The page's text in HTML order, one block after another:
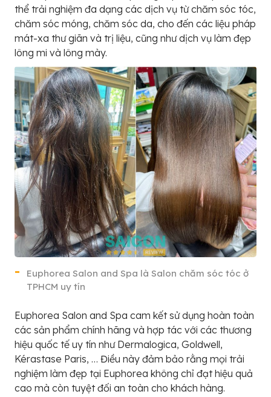
thể trải nghiệm đa dạng các dịch vụ từ chăm sóc tóc,
chăm sóc móng, chăm sóc da, cho đến các liệu pháp
mát-xa thư giãn và trị liệu, cũng như dịch vụ làm đẹp
lông mi và lông mày.
Euphorea Salon and Spa là Salon chăm sóc tóc ở
TPHCM uy tín
Euphorea Salon and Spa cam kết sử dụng hoàn toàn
các sản phẩm chính hãng và hợp tác với các thương
hiệu quốc tế uy tín như Dermalogica, Goldwell,
Kérastase Paris, … Điều này đảm bảo rằng mọi trải
nghiệm làm đẹp tại Euphorea không chỉ đạt hiệu quả
cao mà còn tuyệt đối an toàn cho khách hàng.